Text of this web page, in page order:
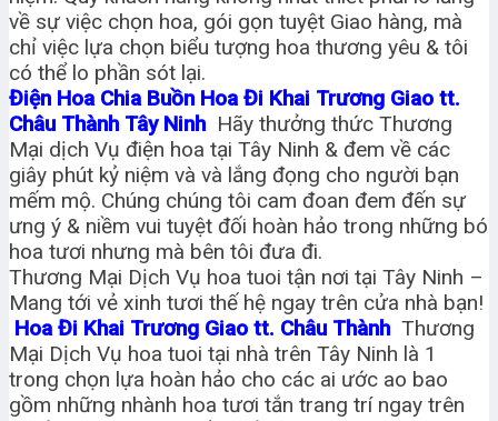
về sự việc chọn hoa, gói gọn tuyệt Giao hàng, mà
chỉ việc lựa chọn biểu tượng hoa thương yêu & tôi
có thể lo phần sót lại.
Điện Hoa Chia Buồn Hoa Đi Khai Trương Giao tt.
Châu Thành Tây Ninh Hãy thưởng thức Thương
Mại dịch Vụ điện hoa tại Tây Ninh & đem về các
giây phút kỷ niệm và và lắng đọng cho người bạn
mếm mộ. Chúng chúng tôi cam đoan đem đến sự
ưng ý & niềm vui tuyệt đối hoàn hảo trong những bó
hoa tươi nhưng mà bên tôi đưa đi.
Thương Mại Dịch Vụ hoa tuoi tận nơi tại Tây Ninh –
Mang tới vẻ xinh tươi thế hệ ngay trên cửa nhà bạn!
Hoa Đi Khai Trương Giao tt. Châu Thành Thương
Mại Dịch Vụ hoa tuoi tại nhà trên Tây Ninh là 1
trong chọn lựa hoàn hảo cho các ai ước ao bao
gồm những nhành hoa tươi tắn trang trí ngay trên